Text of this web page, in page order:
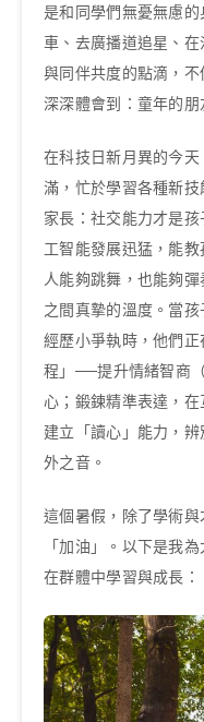
是和同學們無憂無慮
車、去廣播道追星、
與同伴共度的點滴，
深深體會到：童年的朋
在科技日新月異的今
滿，忙於學習各種新
家長：社交能力才是
工智能發展迅猛，能
人能夠跳舞，也能夠
之間真摯的溫度。當
經歷小爭執時，他們
程」──提升情緒智商
心；鍛鍊精準表達，
建立「讀心」能力，
外之音。
這個暑假，除了學術
「加油」。以下是我
在群體中學習與成長：